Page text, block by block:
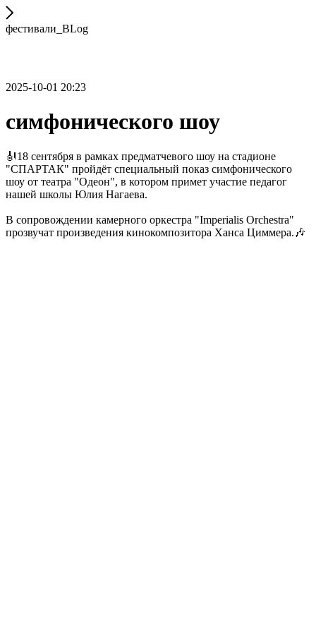
фестивали_BLog
2025-10-01 20:23
симфонического шоу
🎻18 сентября в рамках предматчевого шоу на стадионе
"СПАРТАК" пройдёт специальный показ симфонического
шоу от театра "Одеон", в котором примет участие педагог
нашей школы Юлия Нагаева.
В сопровождении камерного оркестра "Imperialis Orchestra"
прозвучат произведения кинокомпозитора Ханса Циммера.🎶